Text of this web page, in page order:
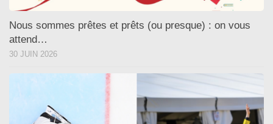
Nous sommes prêtes et prêts (ou presque) : on vous
attend…
30 JUIN 2026